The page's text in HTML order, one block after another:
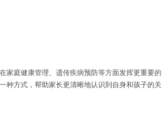
家庭健康管理、遗传疾病预防等方面发挥更重要的
种方式，帮助家长更清晰地认识到自身和孩子的关